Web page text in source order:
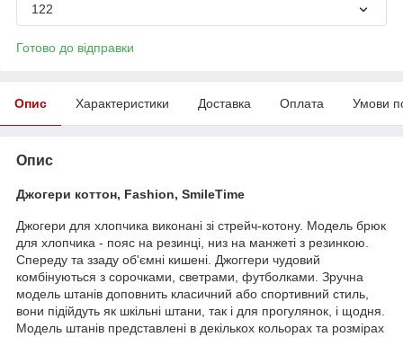
122
Готово до відправки
Опис Характеристики Доставка Оплата Умови
Опис
Джогери коттон, Fashion, SmileTime
Джогери для хлопчика виконані зі стрейч-котону. Модель брюк
для хлопчика - пояс на резинці, низ на манжеті з резинкою.
Спереду та ззаду об'ємні кишені. Джоггери чудовий
комбінуються з сорочками, светрами, футболками. Зручна
модель штанів доповнить класичний або спортивний стиль,
вони підійдуть як шкільні штани, так і для прогулянок, і щодня.
Модель штанів представлені в декількох кольорах та розмірах